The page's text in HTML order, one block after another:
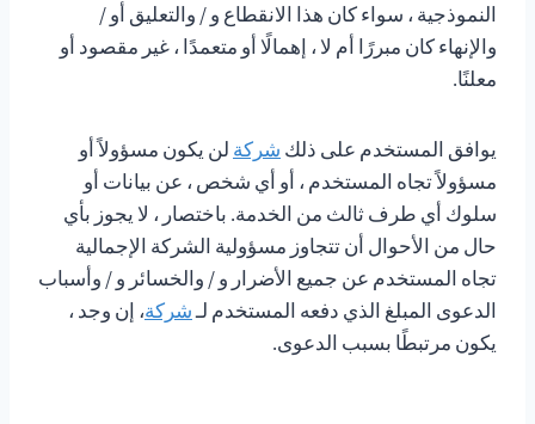
النموذجية ، سواء كان هذا الانقطاع و / والتعليق أو /
والإنهاء كان مبررًا أم لا ، إهمالًا أو متعمدًا ، غير مقصود أو
معلنًا.
يوافق المستخدم على ذلك شركة لن يكون مسؤولاً أو
مسؤولاً تجاه المستخدم ، أو أي شخص ، عن بيانات أو
سلوك أي طرف ثالث من الخدمة. باختصار ، لا يجوز بأي
حال من الأحوال أن تتجاوز مسؤولية الشركة الإجمالية
تجاه المستخدم عن جميع الأضرار و / والخسائر و / وأسباب
الدعوى المبلغ الذي دفعه المستخدم لـشركة، إن وجد ،
يكون مرتبطًا بسبب الدعوى.